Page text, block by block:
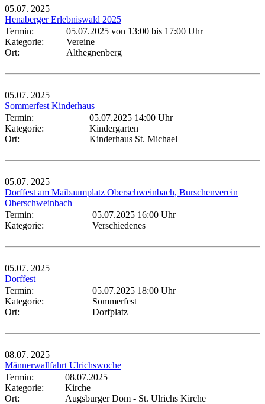
05.07. 2025
Henaberger Erlebniswald 2025
Termin:
05.07.2025 von 13:00 bis 17:00 Uhr
Kategorie:
Vereine
Ort:
Althegnenberg
05.07. 2025
Sommerfest Kinderhaus
Termin:
05.07.2025 14:00 Uhr
Kategorie:
Kindergarten
Ort:
Kinderhaus St. Michael
05.07. 2025
Dorffest am Maibaumplatz Oberschweinbach, Burschenverein
Oberschweinbach
Termin:
05.07.2025 16:00 Uhr
Kategorie:
Verschiedenes
05.07. 2025
Dorffest
Termin:
05.07.2025 18:00 Uhr
Kategorie:
Sommerfest
Ort:
Dorfplatz
08.07. 2025
Männerwallfahrt Ulrichswoche
Termin:
08.07.2025
Kategorie:
Kirche
Ort:
Augsburger Dom - St. Ulrichs Kirche